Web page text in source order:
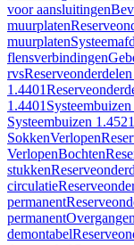
voor aansluitingen
muurplaten
muurplaten
flensverbindingen
rvs
1.4401
1.4401 Systeembuizen
Systeembuizen 1.4521
SokkenVerlopen
VerlopenBochten
stukken
circulatie
permanent
permanent
demontabel